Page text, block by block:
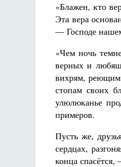
«Блажен, кто
Эта вера
— Господе
«Чем ночь
верных и
вихрям, реющим
стопам своих
улюлюканье
примеров.
Пусть же,
сердцах,
конца